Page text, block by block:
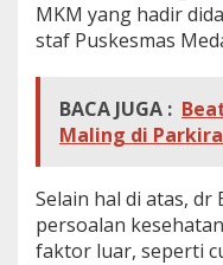
MKM yang hadir
staf Puskesmas
BACA JUGA :
Maling di
Selain hal di atas, dr
persoalan
faktor luar, seperti